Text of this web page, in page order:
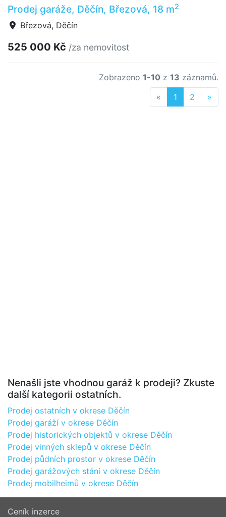
Prodej garáže, Děčín, Březová, 18 m2
Březová, Děčín
525 000 Kč /za nemovitost
Zobrazeno 1-10 z 13 záznamů.
« Previous
1 2 »
Nenašli jste vhodnou garáž k prodeji? Zkuste
další kategorii ostatních.
Prodej ostatních v okrese Děčín
Prodej garáží v okrese Děčín
Prodej historických objektů v okrese Děčín
Prodej vinných sklepů v okrese Děčín
Prodej půdních prostor v okrese Děčín
Prodej garážových stání v okrese Děčín
Prodej mobilheimů v okrese Děčín
Ceník inzerce